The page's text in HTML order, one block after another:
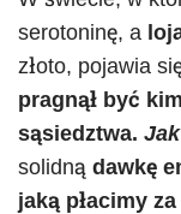
serotoninę, a
złoto, pojawia
pragnął być
sąsiedztwa.
solidną dawkę
jaką płacimy